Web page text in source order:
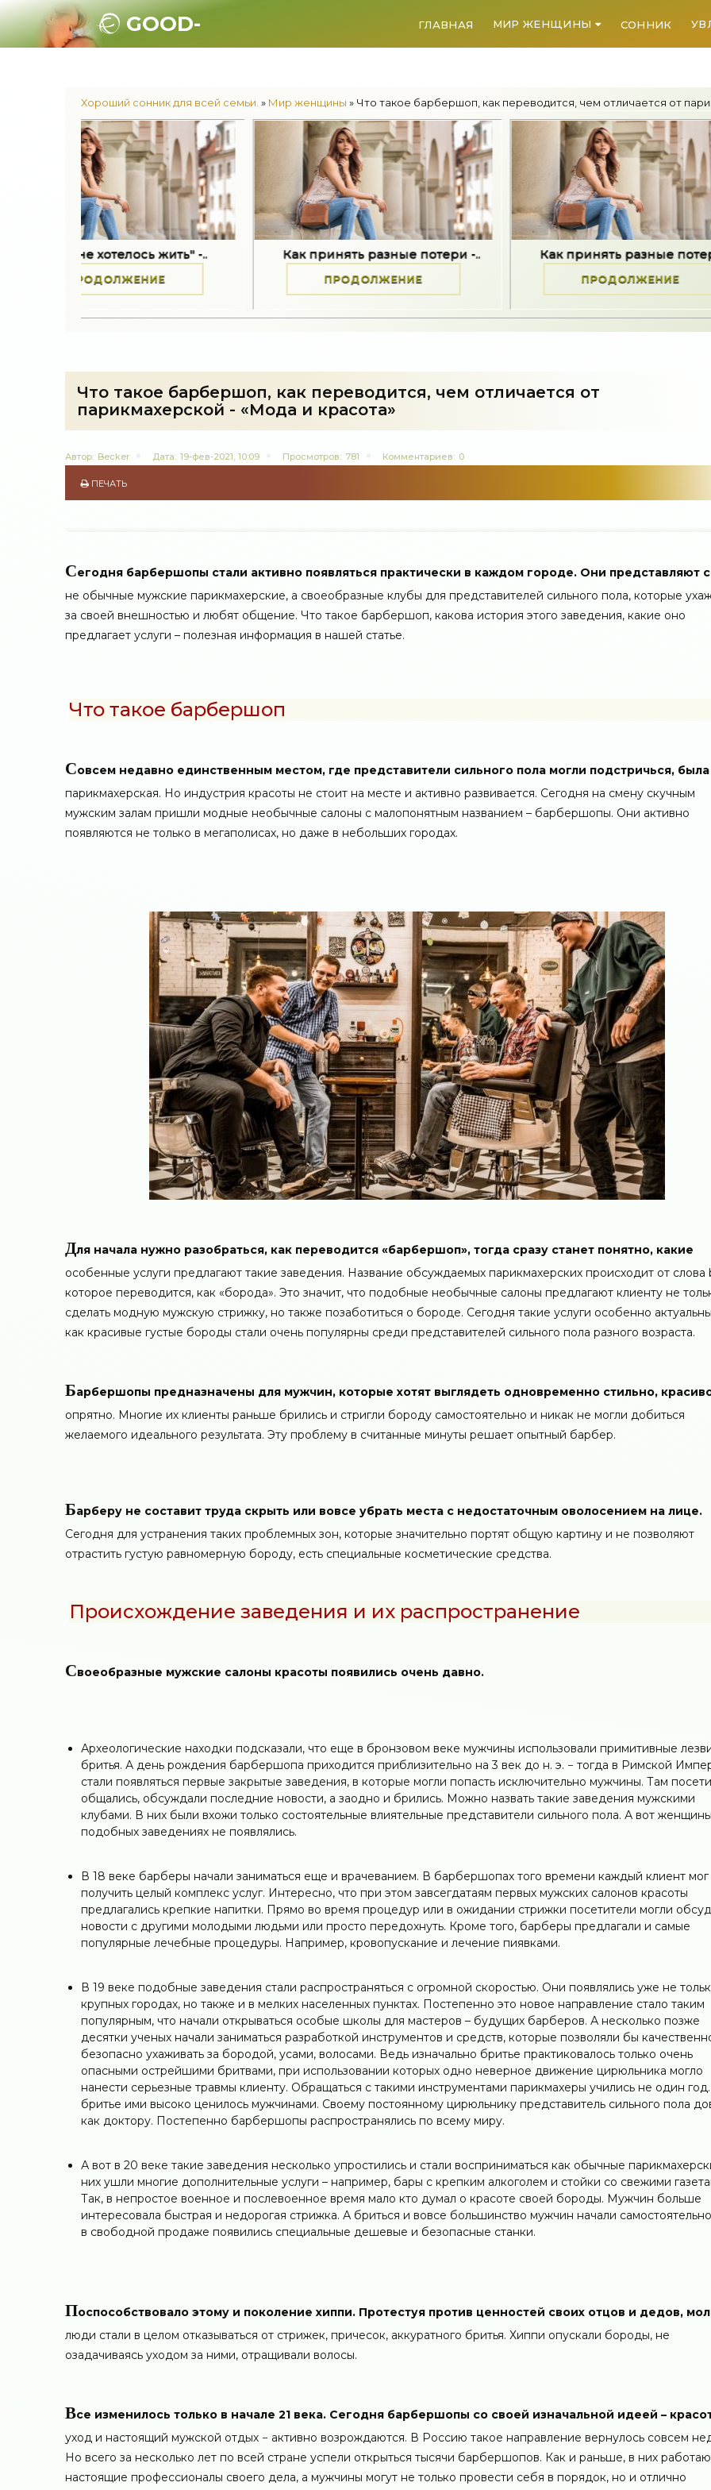
GOOD-
ГЛАВНАЯ МИР ЖЕНЩИНЫ СОННИК
Хороший сонник для всей семьи. » Мир женщины » Что такое барбершоп, как переводится, чем отличается от
жить" -.. Как принять разные потери -.. Как принять разные потери -..
Что такое барбершоп, как переводится, чем отличается от
парикмахерской - «Мода и красота»
Автор: Becker Дата: 19-фев-2021, 10:09 Просмотров: 781 Комментариев: 0
ПЕЧАТЬ
Сегодня барбершопы стали активно появляться практически в каждом городе. Они представляют
не обычные мужские парикмахерские, а своеобразные клубы для представителей сильного пола, которые
за своей внешностью и любят общение. Что такое барбершоп, какова история этого заведения, какие оно
предлагает услуги – полезная информация в нашей статье.
Что такое барбершоп
Совсем недавно единственным местом, где представители сильного пола могли подстричься, была
парикмахерская. Но индустрия красоты не стоит на месте и активно развивается. Сегодня на смену скучным
мужским залам пришли модные необычные салоны с малопонятным названием – барбершопы. Они активно
появляются не только в мегаполисах, но даже в небольших городах.
Для начала нужно разобраться, как переводится «барбершоп», тогда сразу станет понятно, какие
особенные услуги предлагают такие заведения. Название обсуждаемых парикмахерских происходит от слова
которое переводится, как «борода». Это значит, что подобные необычные салоны предлагают клиенту не
сделать модную мужскую стрижку, но также позаботиться о бороде. Сегодня такие услуги особенно
как красивые густые бороды стали очень популярны среди представителей сильного пола разного возраста.
Барбершопы предназначены для мужчин, которые хотят выглядеть одновременно стильно,
опрятно. Многие их клиенты раньше брились и стригли бороду самостоятельно и никак не могли добиться
желаемого идеального результата. Эту проблему в считанные минуты решает опытный барбер.
Барберу не составит труда скрыть или вовсе убрать места с недостаточным оволосением на лице.
Сегодня для устранения таких проблемных зон, которые значительно портят общую картину и не позволяют
отрастить густую равномерную бороду, есть специальные косметические средства.
Происхождение заведения и их распространение
Своеобразные мужские салоны красоты появились очень давно.
Археологические находки подсказали, что еще в бронзовом веке мужчины использовали примитивные
бритья. А день рождения барбершопа приходится приблизительно на 3 век до н. э. − тогда в Римской
стали появляться первые закрытые заведения, в которые могли попасть исключительно мужчины. Там
общались, обсуждали последние новости, а заодно и брились. Можно назвать такие заведения мужскими
клубами. В них были вхожи только состоятельные влиятельные представители сильного пола. А вот
подобных заведениях не появлялись.
В 18 веке барберы начали заниматься еще и врачеванием. В барбершопах того времени каждый клиент мог
получить целый комплекс услуг. Интересно, что при этом завсегдатаям первых мужских салонов красоты
предлагались крепкие напитки. Прямо во время процедур или в ожидании стрижки посетители могли
новости с другими молодыми людьми или просто передохнуть. Кроме того, барберы предлагали и самые
популярные лечебные процедуры. Например, кровопускание и лечение пиявками.
В 19 веке подобные заведения стали распространяться с огромной скоростью. Они появлялись уже не
крупных городах, но также и в мелких населенных пунктах. Постепенно это новое направление стало таким
популярным, что начали открываться особые школы для мастеров – будущих барберов. А несколько позже
десятки ученых начали заниматься разработкой инструментов и средств, которые позволяли бы
безопасно ухаживать за бородой, усами, волосами. Ведь изначально бритье практиковалось только очень
опасными острейшими бритвами, при использовании которых одно неверное движение цирюльника могло
нанести серьезные травмы клиенту. Обращаться с такими инструментами парикмахеры учились не один
бритье ими высоко ценилось мужчинами. Своему постоянному цирюльнику представитель сильного пола
как доктору. Постепенно барбершопы распространялись по всему миру.
А вот в 20 веке такие заведения несколько упростились и стали восприниматься как обычные
них ушли многие дополнительные услуги – например, бары с крепким алкоголем и стойки со свежими
Так, в непростое военное и послевоенное время мало кто думал о красоте своей бороды. Мужчин больше
интересовала быстрая и недорогая стрижка. А бриться и вовсе большинство мужчин начали
в свободной продаже появились специальные дешевые и безопасные станки.
Поспособствовало этому и поколение хиппи. Протестуя против ценностей своих отцов и дедов,
люди стали в целом отказываться от стрижек, причесок, аккуратного бритья. Хиппи опускали бороды, не
озадачиваясь уходом за ними, отращивали волосы.
Все изменилось только в начале 21 века. Сегодня барбершопы со своей изначальной идеей –
уход и настоящий мужской отдых − активно возрождаются. В Россию такое направление вернулось совсем
Но всего за несколько лет по всей стране успели открыться тысячи барбершопов. Как и раньше, в них
настоящие профессионалы своего дела, а мужчины могут не только провести себя в порядок, но и отлично